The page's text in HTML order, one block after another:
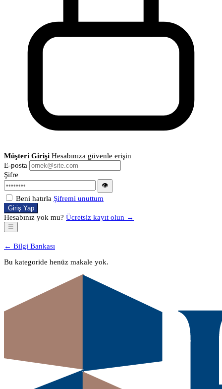
Müşteri Girişi Hesabınıza güvenle erişin
E-posta
Şifre
👁
Beni hatırla Şifremi unuttum
Giriş Yap
Hesabınız yok mu? Ücretsiz kayıt olun →
☰
← Bilgi Bankası
Bu kategoride henüz makale yok.